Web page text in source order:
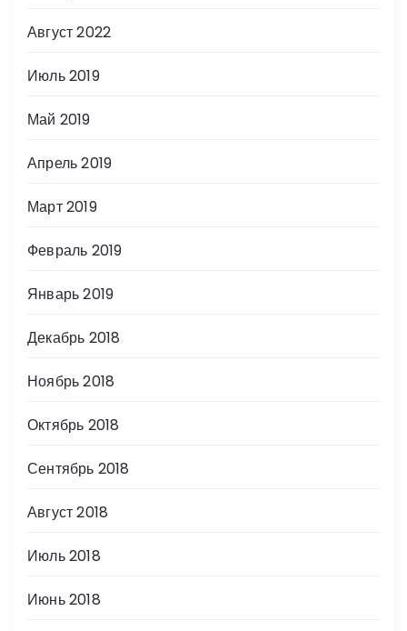
Август 2022
Июль 2019
Май 2019
Апрель 2019
Март 2019
Февраль 2019
Январь 2019
Декабрь 2018
Ноябрь 2018
Октябрь 2018
Сентябрь 2018
Август 2018
Июль 2018
Июнь 2018